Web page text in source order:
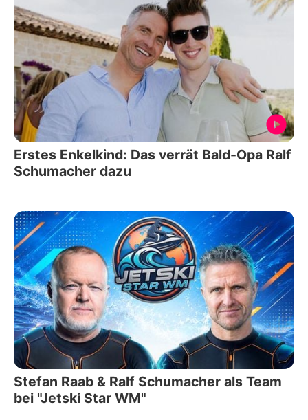
Erstes Enkelkind: Das verrät Bald-Opa Ralf
Schumacher dazu
Stefan Raab & Ralf Schumacher als Team
bei "Jetski Star WM"